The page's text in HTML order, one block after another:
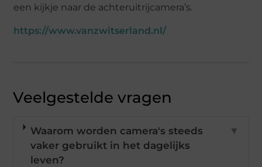
een kijkje naar de achteruitrijcamera’s.
https://www.vanzwitserland.nl/
Veelgestelde vragen
Waarom worden camera's steeds
vaker gebruikt in het dagelijks
leven?
▼